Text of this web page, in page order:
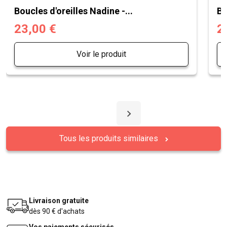
Boucles d'oreilles Nadine -...
23,00 €
Voir le produit
Tous les produits similaires
Livraison gratuite
dès 90 € d'achats